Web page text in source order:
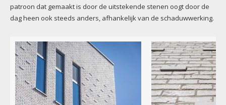
patroon dat gemaakt is door de uitstekende stenen oogt door de
dag heen ook steeds anders, afhankelijk van de schaduwwerking.